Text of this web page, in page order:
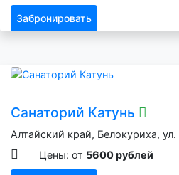
Забронировать
Санаторий Катунь
Алтайский край, Белокуриха,
Цены: от 5600 рублей